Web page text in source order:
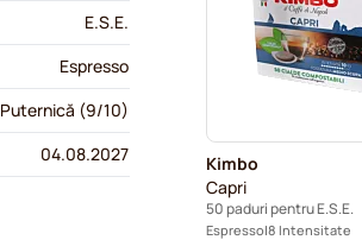
Kimbo
Capri
50 paduri pentru E.S.E.
Espresso 8 Intensitate
E.S.E.
Espresso
Puternică (9/10)
04.08.2027